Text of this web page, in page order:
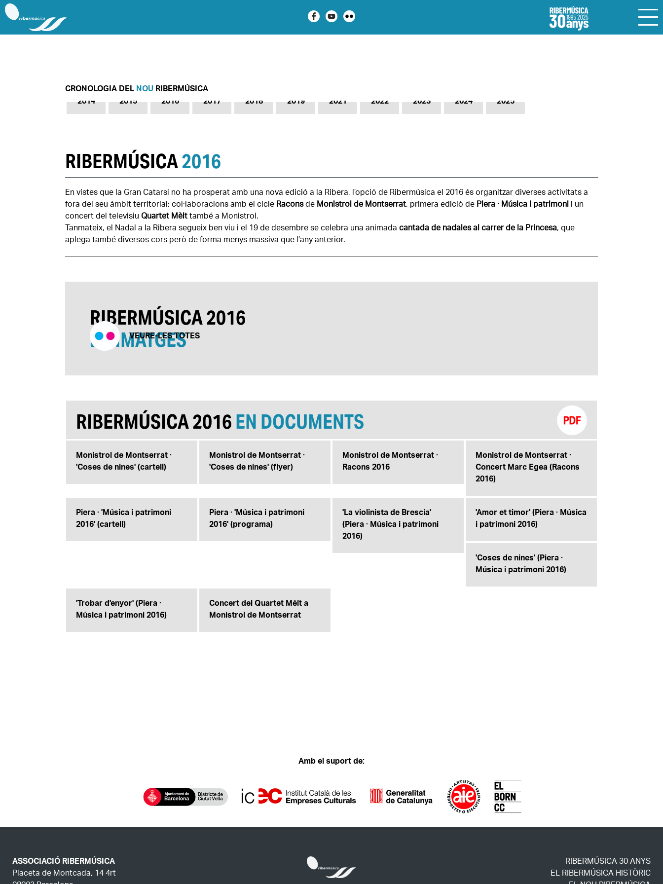
CRONOLOGIA DELNOURIBERMÚSICA
2014 2015 2016 2017 2018 2019 2021 2022 2023 2024 2025
RIBERMÚSICA2016
En vistes que la Gran Catarsi no ha prosperat amb una nova edició a la Ribera, l’opció de Ribermúsica el 2016 és organitzar diverses activitats a
fora del seu àmbit territorial: col·laboracions amb el cicleRaconsdeMonistrol de Montserrat, primera edició dePiera · Música i patrimonii un
concert del televisiuQuartet Mèlttambé a Monistrol.
Tanmateix, el Nadal a la Ribera segueix ben viu i el 19 de desembre se celebra una animadacantada de nadales al carrer de la Princesa, que
aplega també diversos cors però de forma menys massiva que l’any anterior.
RIBERMÚSICA 2016
EN IMATGES
VEURE-LES TOTES
RIBERMÚSICA 2016EN DOCUMENTS
Monistrol de Montserrat ·
'Coses de nines' (cartell)
Monistrol de Montserrat ·
'Coses de nines' (flyer)
Monistrol de Montserrat ·
Racons 2016
Monistrol de Montserrat ·
Concert Marc Egea (Racons
2016)
Piera · 'Música i patrimoni
2016' (cartell)
Piera · 'Música i patrimoni
2016' (programa)
'La violinista de Brescia'
(Piera · Música i patrimoni
2016)
'Amor et timor' (Piera · Música
i patrimoni 2016)
'Coses de nines' (Piera ·
Música i patrimoni 2016)
'Trobar d'enyor' (Piera ·
Música i patrimoni 2016)
Concert del Quartet Mèlt a
Monistrol de Montserrat
Amb el suport de:
ASSOCIACIÓ RIBERMÚSICA
Placeta de Montcada, 14 4rt
RIBERMÚSICA 30 ANYS
EL RIBERMÚSICA HISTÒRIC